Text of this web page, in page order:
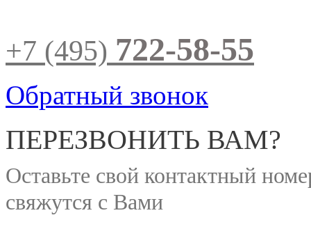
+7 (495) 722-58-55
Обратный звонок
ПЕРЕЗВОНИТЬ ВАМ?
Оставьте свой контактный
свяжутся с Вами